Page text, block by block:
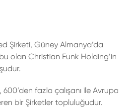
Şirketi, Güney Almanya’da
olan Christian Funk Holding’in
fazla çalışanı ile Avrupa
bir Şirketler topluluğudur.